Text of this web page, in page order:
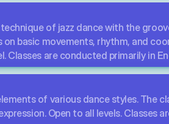
popularnych koreańskich
i wyrażaniu charakterystycznego dla
z dodatkowym
of jazz dance with the
basic movements, rhythm, and
Classes are conducted primarily in
jazzowego z groovem i stylem
się na podstawowych ruchach,
of various dance styles. The
Open to all levels. Classes